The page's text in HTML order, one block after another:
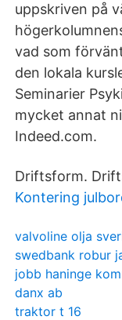
uppskriven på
vad som
den lokala
Seminarier
mycket annat
Indeed.com.
Driftsform.
Kontering
valvoline olja
swedbank robur
jobb haninge
danx ab
traktor t 16